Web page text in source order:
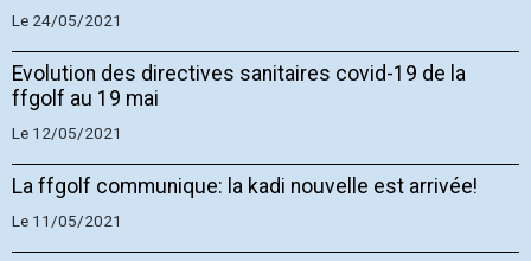
Le 24/05/2021
Evolution des directives sanitaires covid-19 de la
ffgolf au 19 mai
Le 12/05/2021
La ffgolf communique: la kadi nouvelle est arrivée!
Le 11/05/2021